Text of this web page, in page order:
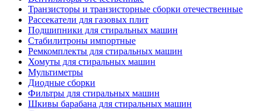
Транзисторы и транзисторные сборки отечественные
Рассекатели для газовых плит
Подшипники для стиральных машин
Стабилитроны импортные
Ремкомплекты для стиральных машин
Хомуты для стиральных машин
Мультиметры
Диодные сборки
Фильтры для стиральных машин
Шкивы барабана для стиральных машин